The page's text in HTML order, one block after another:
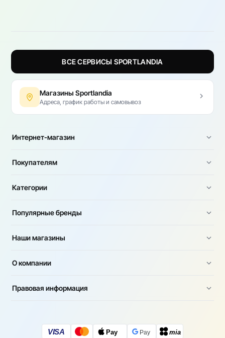
ВСЕ СЕРВИСЫ SPORTLANDIA
Магазины Sportlandia
Адреса, график работы и самовывоз
Интернет-магазин
Покупателям
Категории
Популярные бренды
Наши магазины
О компании
Правовая информация
VISA Pay Pay mia